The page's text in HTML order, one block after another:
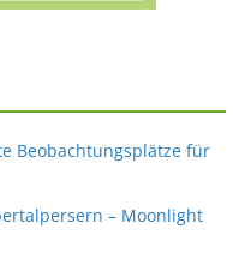
Beobachtungsplätze für
– Moonlight